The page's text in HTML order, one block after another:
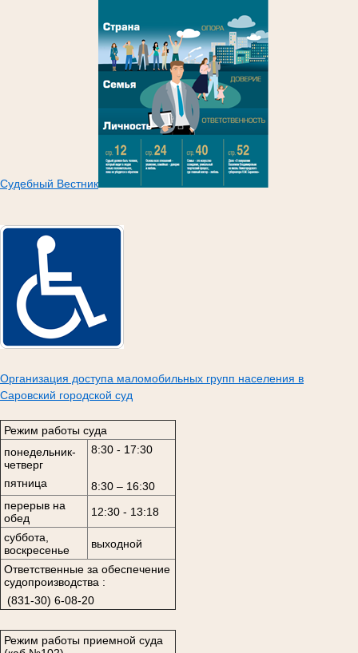
Судебный Вестник
Организация доступа маломобильных групп населения в
Саровский городской суд
Режим работы суда
понедельник-
четверг
пятница
8:30 - 17:30
8:30 – 16:30
перерыв на
обед
12:30 - 13:18
суббота,
воскресенье
выходной
Ответственные за обеспечение
судопроизводства :
(831-30) 6-08-20
Режим работы приемной суда